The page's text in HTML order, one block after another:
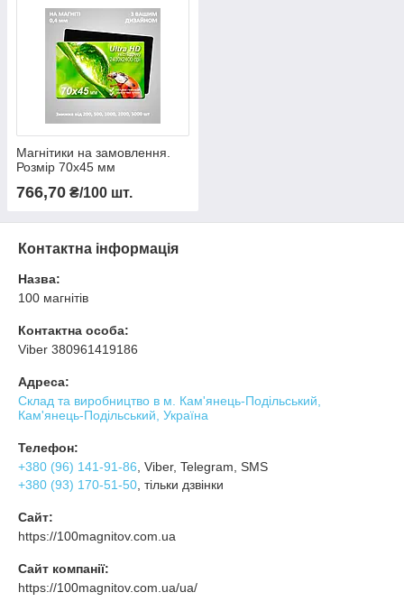
Магнітики на замовлення.
Розмір 70х45 мм
766,70 ₴/100 шт.
Контактна інформація
Назва:
100 магнітів
Контактна особа:
Viber 380961419186
Адреса:
Склад та виробництво в м. Кам'янець-Подільський,
Кам'янець-Подільський, Україна
Телефон:
+380 (96) 141-91-86 , Viber, Telegram, SMS
+380 (93) 170-51-50 , тільки дзвінки
Сайт:
https://100magnitov.com.ua
Сайт компанії:
https://100magnitov.com.ua/ua/